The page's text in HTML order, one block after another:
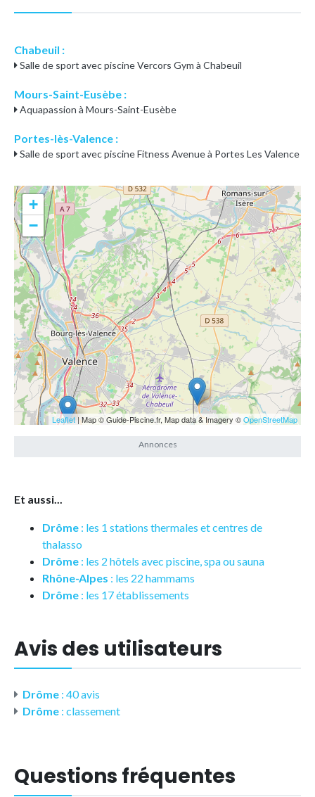
Chabeuil :
Salle de sport avec piscine Vercors Gym à Chabeuil
Mours-Saint-Eusèbe :
Aquapassion à Mours-Saint-Eusèbe
Portes-lès-Valence :
Salle de sport avec piscine Fitness Avenue à Portes Les Valence
+
−
Leaflet| Map © Guide-Piscine.fr, Map data & Imagery ©OpenStreetMap
Et aussi...
Drôme : les 1 stations thermales et centres de
thalasso
Drôme : les 2 hôtels avec piscine, spa ou sauna
Rhône-Alpes : les 22 hammams
Drôme : les 17 établissements
Avis des utilisateurs
Drôme : 40 avis
Drôme : classement
Questions fréquentes